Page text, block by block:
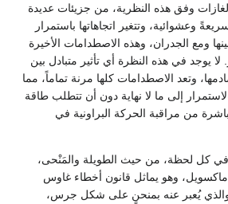
وفق هذه النظرية، من جزيئات عديدة
وعشوائية، وتتغير اتجاهاتها باستمرار
ومع الجدران، وهذه الاصطدامات الأخيرة
يوجد في هذه النظرة أي تأثير متبادل بين
وتعد الاصطدامات كلها مرنة تماماً، مما
إلى ما لا نهاية دون أن تتطلب طاقة
من مراقبة الحركة البراونية في
كل لحظة، من حيث الطويلة والمَنْحى،
وهو يماثل قانون أخطاء غاوس
والذي يُعبر عنه بمنحنٍ على شكل جرس،